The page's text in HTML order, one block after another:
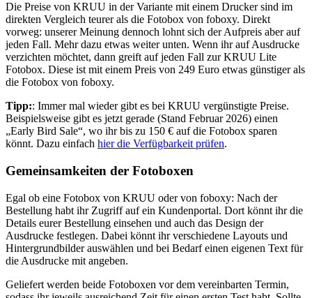
Die Preise von KRUU in der Variante mit einem Drucker sind im
direkten Vergleich teurer als die Fotobox von foboxy. Direkt
vorweg: unserer Meinung dennoch lohnt sich der Aufpreis aber auf
jeden Fall. Mehr dazu etwas weiter unten. Wenn ihr auf Ausdrucke
verzichten möchtet, dann greift auf jeden Fall zur KRUU Lite
Fotobox. Diese ist mit einem Preis von 249 Euro etwas günstiger als
die Fotobox von foboxy.
Tipp:: Immer mal wieder gibt es bei KRUU vergünstigte Preise.
Beispielsweise gibt es jetzt gerade (Stand Februar 2026) einen
„Early Bird Sale“, wo ihr bis zu 150 € auf die Fotobox sparen
könnt. Dazu einfach hier die Verfügbarkeit prüfen.
Gemeinsamkeiten der Fotoboxen
Egal ob eine Fotobox von KRUU oder von foboxy: Nach der
Bestellung habt ihr Zugriff auf ein Kundenportal. Dort könnt ihr die
Details eurer Bestellung einsehen und auch das Design der
Ausdrucke festlegen. Dabei könnt ihr verschiedene Layouts und
Hintergrundbilder auswählen und bei Bedarf einen eigenen Text für
die Ausdrucke mit angeben.
Geliefert werden beide Fotoboxen vor dem vereinbarten Termin,